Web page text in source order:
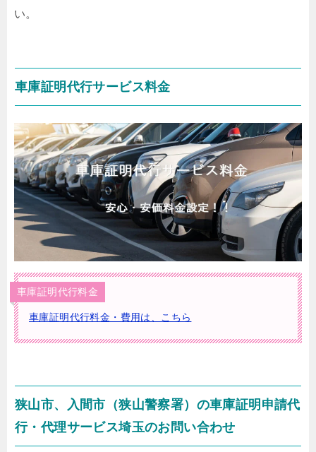
い。
車庫証明代行サービス料金
車庫証明代行料金
車庫証明代行料金・費用は、こちら
狭山市、入間市（狭山警察署）の車庫証明申請代
行・代理サービス埼玉のお問い合わせ